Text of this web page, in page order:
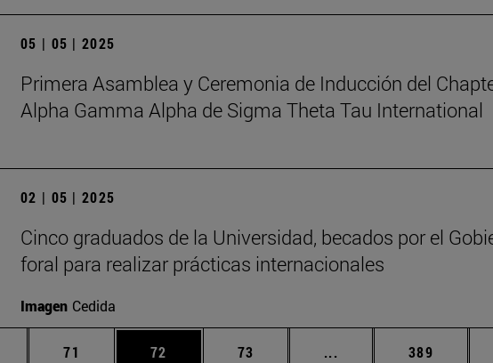
05 | 05 | 2025
Primera Asamblea y Ceremonia de Inducción del
Alpha Gamma Alpha de Sigma Theta Tau International
02 | 05 | 2025
Cinco graduados de la Universidad, becados por el
foral para realizar prácticas internacionales
Imagen Cedida
Páginas intermedias Use TAB para desplazarse.
Página
71 Página
72 Página
73 ... Páginas intermedias
Página
389